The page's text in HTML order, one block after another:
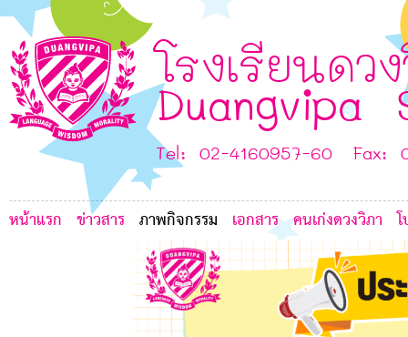
โรงเรียนดว
Duangvipa
Tel: 02-4160957-60 Fax:
หน้าแรก ข่าวสาร ภาพกิจกรรม เอกสาร คนเก่งดวงวิภา
6
7
6
7